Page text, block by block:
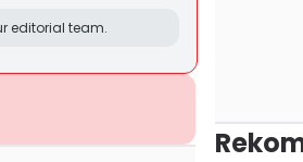
editorial team.